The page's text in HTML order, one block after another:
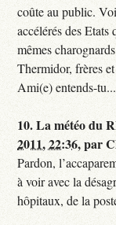
coûte au public.
accélérés des
mêmes
Thermidor, frères
Ami(e) entends-tu...
10.La météo du
2011, 22:36,par
Pardon,
à voir avec la
hôpitaux, de la